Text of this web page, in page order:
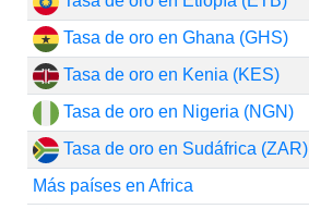
Tasa de oro en Ghana (GHS)
Tasa de oro en Kenia (KES)
Tasa de oro en Nigeria (NGN)
Tasa de oro en Sudáfrica (ZAR)
Más países en Africa